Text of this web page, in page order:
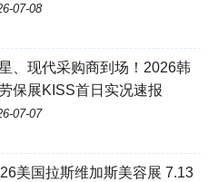
07-08
、现代采购商到场！2026韩
保展KISS首日实况速报
07-07
美国拉斯维加斯美容展 7.13